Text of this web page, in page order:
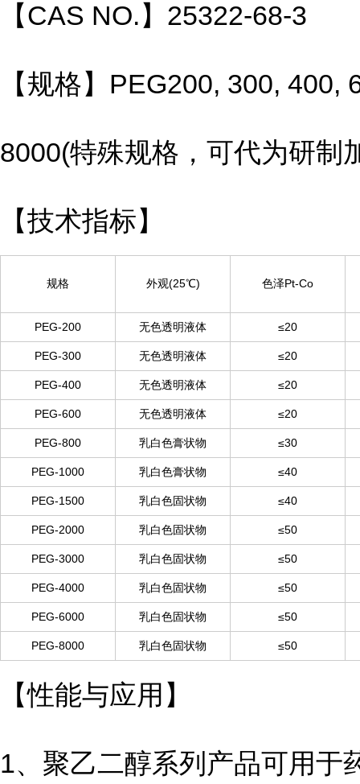
【CAS NO.】 25322-68-3
【规格】 PEG200, 300, 400,
8000(特殊规格，可代为研制
【技术指标】
规格 外观(25℃) 色泽Pt-Co
PEG-200 无色透明液体 ≤20
PEG-300 无色透明液体 ≤20
PEG-400 无色透明液体 ≤20
PEG-600 无色透明液体 ≤20
PEG-800 乳白色膏状物 ≤30
PEG-1000 乳白色膏状物 ≤40
PEG-1500 乳白色固状物 ≤40
PEG-2000 乳白色固状物 ≤50
PEG-3000 乳白色固状物 ≤50
PEG-4000 乳白色固状物 ≤50
PEG-6000 乳白色固状物 ≤50
PEG-8000 乳白色固状物 ≤50
【性能与应用】
1、聚乙二醇系列产品可用于